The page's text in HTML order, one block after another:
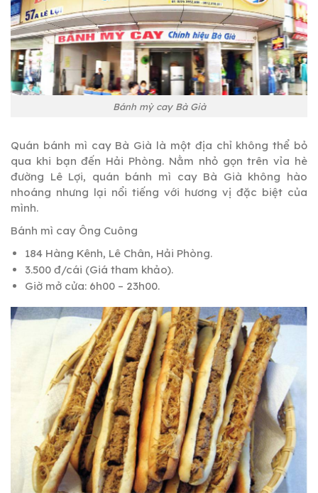
Bánh mỳ cay Bà Già
Quán bánh mì cay Bà Già là một địa chỉ không thể bỏ
qua khi bạn đến Hải Phòng. Nằm nhỏ gọn trên vỉa hè
đường Lê Lợi, quán bánh mì cay Bà Già không hào
nhoáng nhưng lại nổi tiếng với hương vị đặc biệt của
mình.
Bánh mì cay Ông Cuông
184 Hàng Kênh, Lê Chân, Hải Phòng.
3.500 đ/cái (Giá tham khảo).
Giờ mở cửa: 6h00 – 23h00.